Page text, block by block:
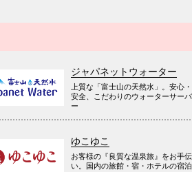
ジャパネットウォーター
上質な「富士山の天然水」。安心・
安全、こだわりのウォーターサーバ
ー
ゆこゆこ
お客様の『良質な温泉旅』をお手伝
い。国内の旅館・宿・ホテルの宿泊